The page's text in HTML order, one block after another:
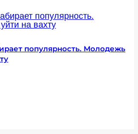
популярность. Молодежь